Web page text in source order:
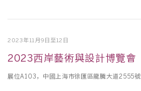
2023年11月9日至12日
2023⻄岸藝術與設計博覽會
展位A103，中國上海市徐匯區龍騰⼤道2555號